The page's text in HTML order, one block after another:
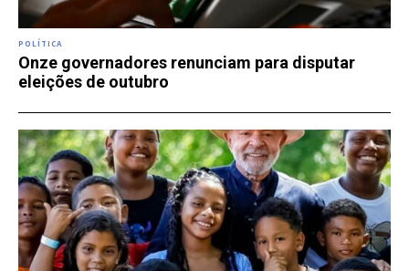
POLÍTICA
Onze governadores renunciam para disputar
eleições de outubro